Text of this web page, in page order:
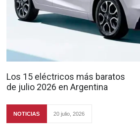
Los 15 eléctricos más baratos
de julio 2026 en Argentina
NOTICIAS 20 julio, 2026